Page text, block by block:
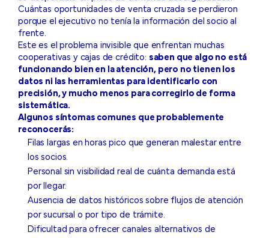
Cuántas oportunidades de venta cruzada se perdieron
porque el ejecutivo no tenía la información del socio al
frente.
Este es el problema invisible que enfrentan muchas
cooperativas y cajas de crédito: saben que algo no está
funcionando bien en la atención, pero no tienen los
datos ni las herramientas para identificarlo con
precisión, y mucho menos para corregirlo de forma
sistemática.
Algunos síntomas comunes que probablemente
reconocerás:
Filas largas en horas pico que generan malestar entre
los socios.
Personal sin visibilidad real de cuánta demanda está
por llegar.
Ausencia de datos históricos sobre flujos de atención
por sucursal o por tipo de trámite.
Dificultad para ofrecer canales alternativos de